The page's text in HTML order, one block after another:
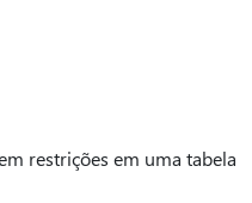
restrições em uma tabela